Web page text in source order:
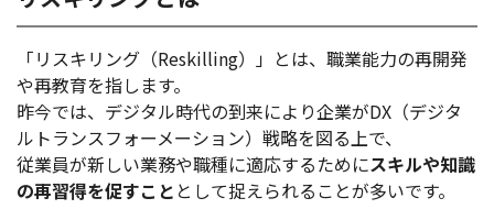
「リスキリング （Reskilling）」 とは、職業能力の再開発
や再教育を指します。
昨今では、デジタル時代の到来により企業がDX （デジタ
ルトランスフォーメーション） 戦略を図る上で、
従業員が新しい業務や職種に適応するためにスキルや知識
の再習得を促すこと として捉えられることが多いです。